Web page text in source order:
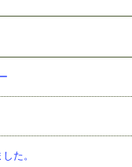
た。